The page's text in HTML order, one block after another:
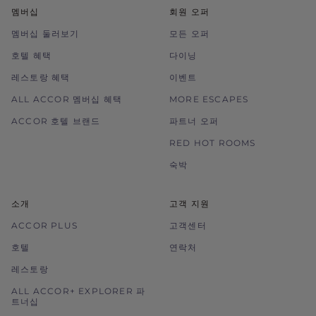
Images used are for illustration purposes
only.
멤버십
멤버십 둘러보기
호텔 혜택
레스토랑 혜택
ALL ACCOR 멤버십 혜택
ACCOR 호텔 브랜드
회원 오퍼
모든 오퍼
다이닝
이벤트
MORE ESCAPES
파트너 오퍼
RED HOT ROOMS
숙박
소개
ACCOR PLUS
호텔
레스토랑
ALL ACCOR+ EXPLORER 파
트너십
고객 지원
고객센터
연락처